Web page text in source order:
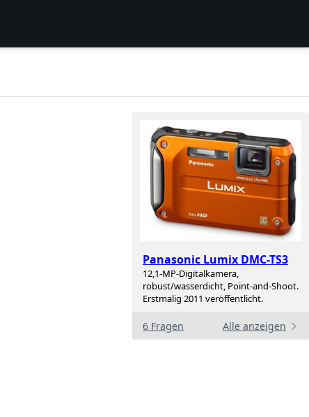
Panasonic Lumix DMC-TS3
12,1-MP-Digitalkamera,
robust/wasserdicht, Point-and-Shoot.
Erstmalig 2011 veröffentlicht.
6 Fragen Alle anzeigen